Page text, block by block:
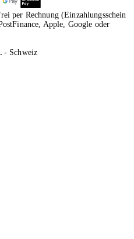
per Rechnung (Einzahlungsschein
Apple, Google oder
- Schweiz